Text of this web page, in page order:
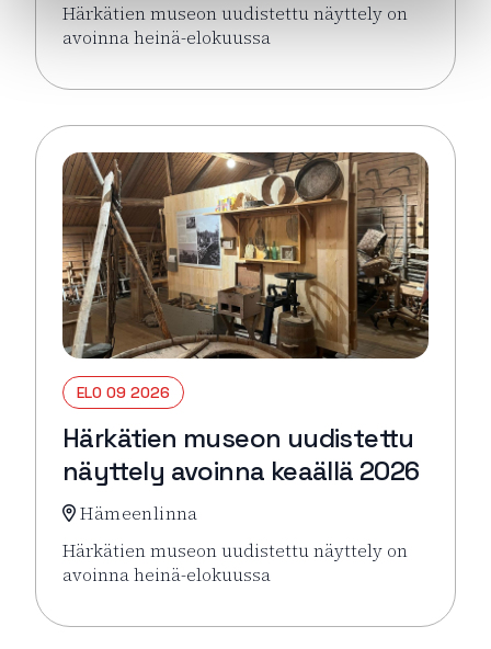
Härkätien museon uudistettu näyttely on
avoinna heinä-elokuussa
Lue lisää tapahtumasta Härkätien museon
ELO 09 2026
Härkätien museon uudistettu
näyttely avoinna keaällä 2026
Hämeenlinna
Härkätien museon uudistettu näyttely on
avoinna heinä-elokuussa
Lue lisää tapahtumasta Härkätien museon